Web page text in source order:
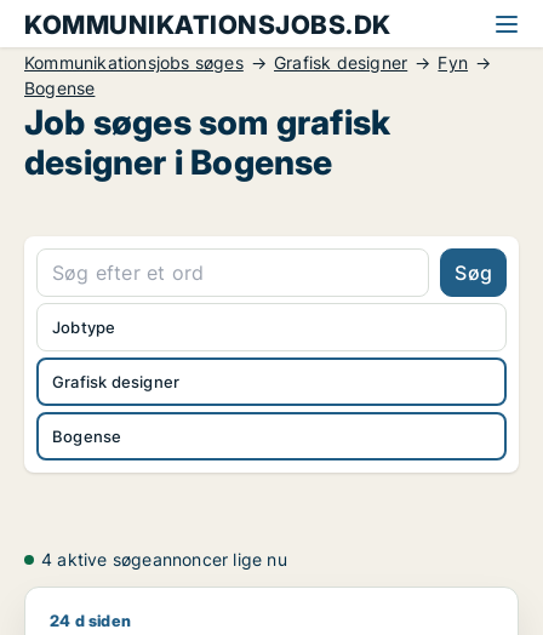
KOMMUNIKATIONSJOBS.DK
Kommunikationsjobs søges Grafisk designer
Fyn
Bogense
Job søges som grafisk
designer i Bogense
Søg
Grafisk designer
Bogense
Jobtype
4 aktive søgeannoncer lige nu
Felina søger job som grafisk designer /
24 d siden